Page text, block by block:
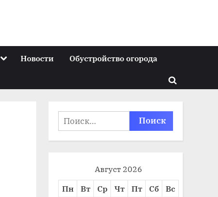
ToggleНовости Обустройство огорода
Toggle
form
Найти:
Август 2026
Пн
Вт Ср Чт Пт Сб
Вс